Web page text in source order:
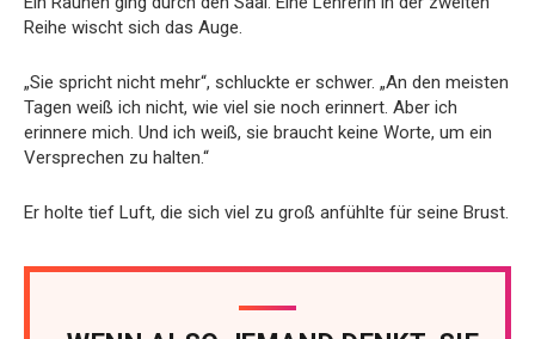
Reihe wischt sich das Auge.
„Sie spricht nicht mehr“, schluckte er schwer. „An den meisten
Tagen weiß ich nicht, wie viel sie noch erinnert. Aber ich
erinnere mich. Und ich weiß, sie braucht keine Worte, um ein
Versprechen zu halten.“
Er holte tief Luft, die sich viel zu groß anfühlte für seine Brust.